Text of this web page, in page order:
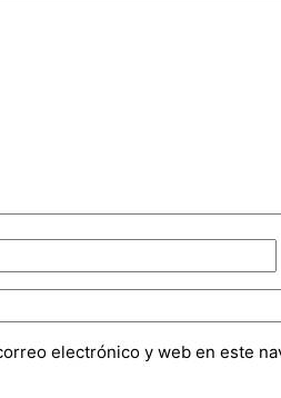
electrónico y web en este